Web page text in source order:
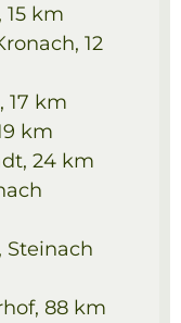
15 km
12
, 17 km
km
24 km
, Steinach
88 km